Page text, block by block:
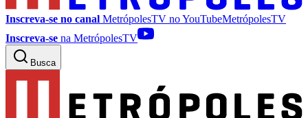
Inscreva-se no canal MetrópolesTV noYouTubeMetrópolesTV
Inscreva-se na MetrópolesTV
Busca